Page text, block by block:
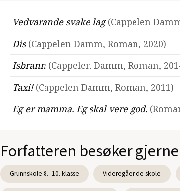
Vedvarande svake lag(Cappelen
Dis (Cappelen Damm, Roman, 2020)
Isbrann (Cappelen Damm, Roman,
Taxi!(Cappelen Damm, Roman, 2011)
Eg er mamma. Eg skal vere god.
Forfatteren besøker gjerne
Grunnskole 8.–10. klasse Videregående skole